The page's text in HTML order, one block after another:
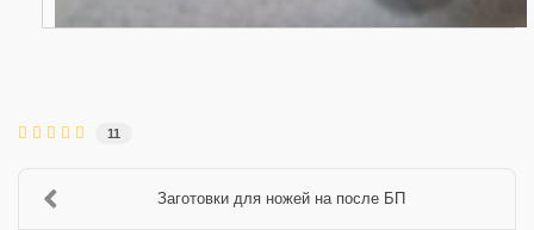
11
Заготовки для ножей на после БП